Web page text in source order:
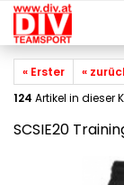
« Erster «
124 Artikel in dieser
SCSIE20